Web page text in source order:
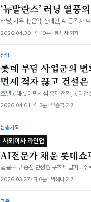
‘뉴발란스’ 러닝 열풍
러닝, 사우나, 음악, 샴페인, AI 등 각자
2026.04.30 · 약 10분 · 봉성창 기자
산업
롯데 부담 사업군의
면세 적자 끊고 건설
호텔롯데·롯데면세점 흑자 전환, 롯데
2026.04.01 · 약 3분 · 우종국 기자
심층기획
사외이사 라인업
AI전문가 채운 롯데쇼
법률·세무 중심 안정형 구조서 탈피…주
2026.03.27 · 약 6분 · 박해나 기자